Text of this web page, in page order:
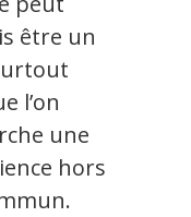
être un
l’on
une
hors